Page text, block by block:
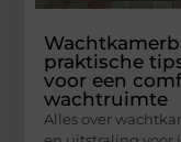
praktische
voor een
wachtruimte
Alles over